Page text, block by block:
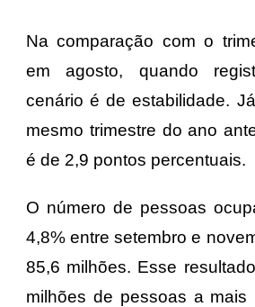
Na comparação com o
em agosto, quando
cenário é de estabilidade.
mesmo trimestre do ano
é de 2,9 pontos percentuais.
O número de pessoas
4,8% entre setembro e
85,6 milhões. Esse
milhões de pessoas a mais